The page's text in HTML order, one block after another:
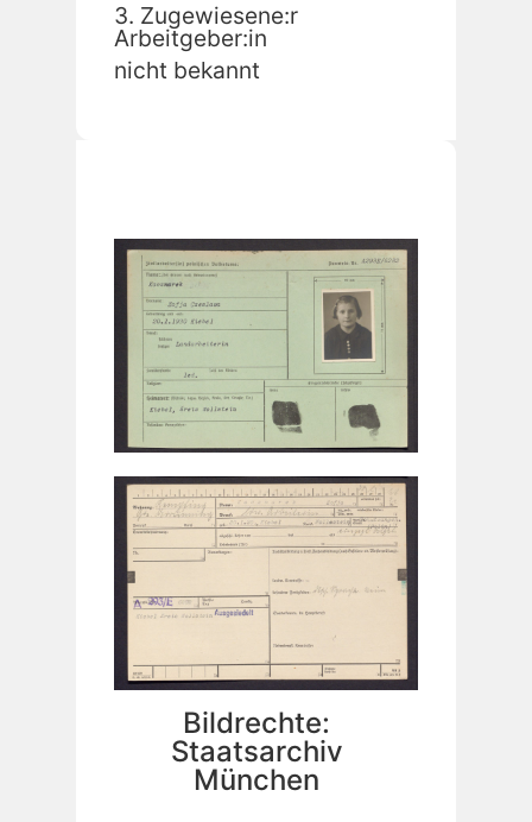
3. Zugewiesene:r
Arbeitgeber:in
nicht bekannt
Bildrechte:
Staatsarchiv
München